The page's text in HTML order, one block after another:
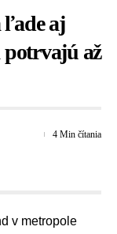
ľade aj
až
4 Min čítania
v metropole